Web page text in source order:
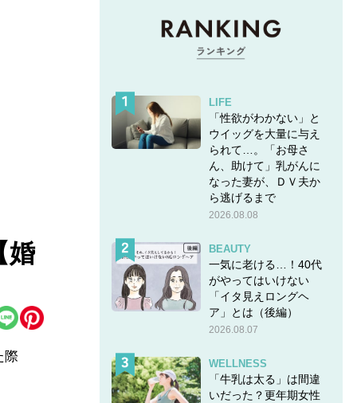
婚
際
LIFE
「性欲がわかない」と
ウイッグを大量に与え
られて…。「お母さ
ん、助けて」乳がんに
なった妻が、ＤＶ夫か
ら逃げるまで
2026.08.08
BEAUTY
一気に老ける…！40代
がやってはいけない
「イタ見えロングヘ
ア」とは（後編）
2026.08.07
WELLNESS
「牛乳は太る」は間違
いだった？更年期女性